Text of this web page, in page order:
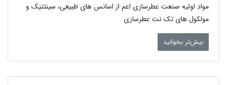
مواد اولیه صنعت عطرسازی اعم از اسانس های طبیعی، سینتتیک و
مولکول های تک نت عطرسازی
بیش‌تر بخوانید